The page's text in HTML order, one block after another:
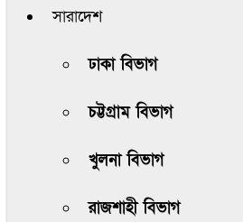
সারাদেশ
ঢাকা বিভাগ
চট্টগ্রাম বিভাগ
খুলনা বিভাগ
রাজশাহী বিভাগ